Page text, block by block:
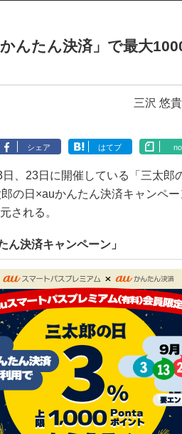
んたん決済」で最大
三沢 悠貴
シェア はてブ
、23日に開催している「三太郎
の日×auかんたん決済キャンペ
される。
ん決済キャンペーン」